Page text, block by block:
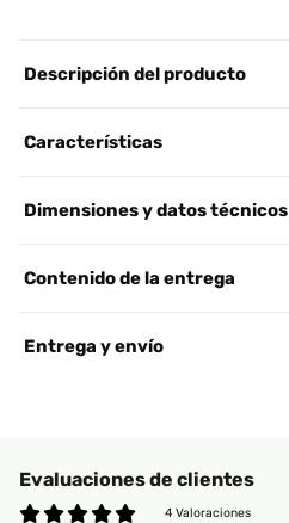
Descripción del producto
Características
Dimensiones y datos técnicos
Contenido de la entrega
Entrega y envío
Evaluaciones de clientes
4 Valoraciones